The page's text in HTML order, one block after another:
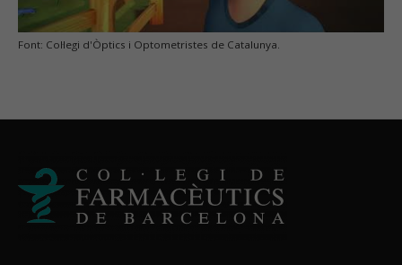
Font: Col·legi d'Òptics i Optometristes de Catalunya.